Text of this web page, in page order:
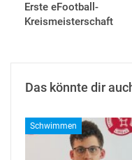
Erste eFootball-
Kreismeisterschaft
Das könnte dir
Schwimmen